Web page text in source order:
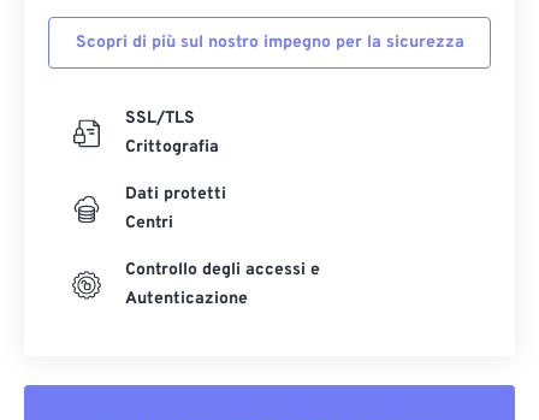
Scopri di più sul nostro impegno per la sicurezza
SSL/TLS
Crittografia
Dati protetti
Centri
Controllo degli accessi e
Autenticazione